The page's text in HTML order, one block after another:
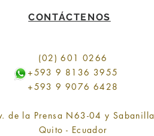
CONTÁCTENOS
(02) 601 0266
+593 9 8136 3955
+593 9 9076 6428
de la Prensa N63-04 y Sabanilla
Quito - Ecuador